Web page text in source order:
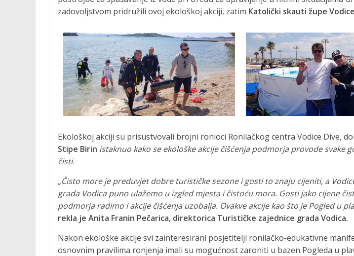
zadovoljstvom pridružili ovoj ekološkoj akciji, zatim Katolički skauti župe Vodice
Ekološkoj akciji su prisustvovali brojni ronioci Ronilačkog centra Vodice Dive,
Stipe Birin istaknuo kako se ekološke akcije čišćenja podmorja provode
čisti.
„Čisto more je preduvjet dobre turističke sezone i gosti to znaju cijeniti, a
grada Vodica puno ulažemo u izgled mjesta i čistoću mora. Gosti jako cijene
podmorja radimo i akcije čišćenja uzobalja. Ovakve akcije kao što je Pogled u
rekla je Anita Franin Pečarica, direktorica Turističke zajednice grada Vodica.
Nakon ekološke akcije svi zainteresirani posjetitelji ronilačko-edukativne
osnovnim pravilima ronjenja imali su mogućnost zaroniti u bazen Pogleda u